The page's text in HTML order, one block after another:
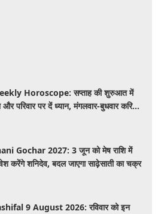
Horoscope: सप्ताह की शुरुआत में
परिवार पर दें ध्यान, मंगलवार-बुधवार करियर
Gochar 2027: 3 जून को मेष राशि में
करेंगे शनिदेव, बदल जाएगा साढ़ेसाती का चक्र
9 August 2026: रविवार को इन